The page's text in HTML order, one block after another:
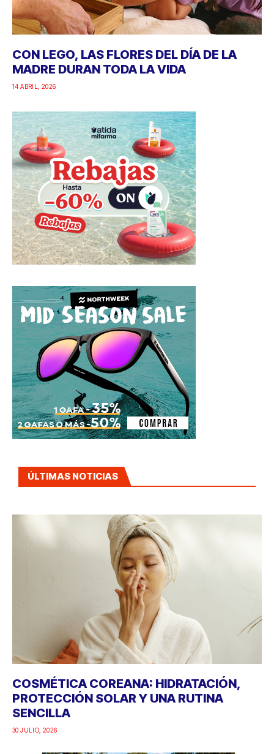
CON LEGO, LAS FLORES DEL DÍA DE LA
MADRE DURAN TODA LA VIDA
14 ABRIL, 2026
ÚLTIMAS NOTICIAS
COSMÉTICA COREANA: HIDRATACIÓN,
PROTECCIÓN SOLAR Y UNA RUTINA
SENCILLA
30 JULIO, 2026